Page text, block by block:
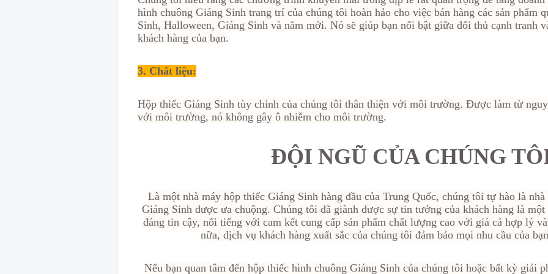
hình chuông Giáng Sinh trang trí của chúng tôi hoàn hảo cho việc bán hàng các sản phẩm
Sinh, Halloween, Giáng Sinh và năm mới. Nó sẽ giúp bạn nổi bật giữa đối thủ cạnh tranh
khách hàng của bạn.
3. Chất liệu:
Hộp thiếc Giáng Sinh tùy chỉnh của chúng tôi thân thiện với môi trường. Được làm từ
với môi trường, nó không gây ô nhiễm cho môi trường.
ĐỘI NGŨ CỦA CHÚNG
Là một nhà máy hộp thiếc Giáng Sinh hàng đầu của Trung Quốc, chúng tôi tự hào là
Giáng Sinh được ưa chuộng. Chúng tôi đã giành được sự tin tưởng của khách hàng là
đáng tin cậy, nổi tiếng với cam kết cung cấp sản phẩm chất lượng cao với giá cả hợp lý
nữa, dịch vụ khách hàng xuất sắc của chúng tôi đảm bảo mọi nhu cầu của
Nếu bạn quan tâm đến hộp thiếc hình chuông Giáng Sinh của chúng tôi hoặc bất kỳ giải